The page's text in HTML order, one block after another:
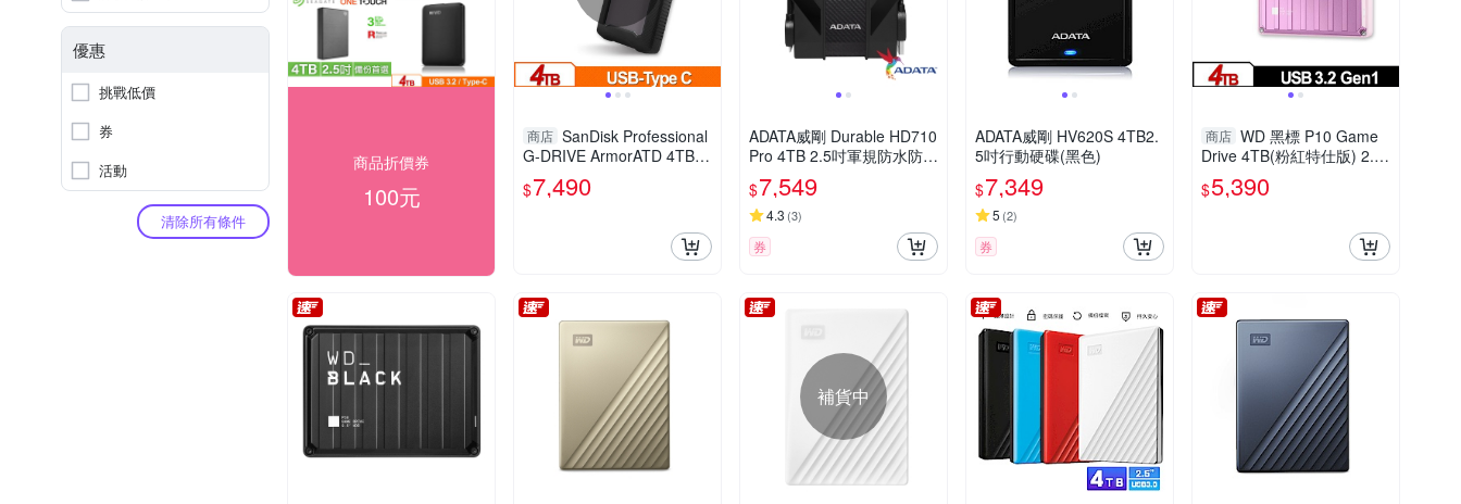
優惠
挑戰低價
券
活動
清除所有條件
商品折價券
100元
商店 SanDisk Professional
G-DRIVE ArmorATD 4TB 2.
5吋 Type-C行動硬碟 SDPH
81G-004T-GBA1D
$7,490
ADATA威剛 Durable HD710
Pro 4TB 2.5吋軍規防水防震
行動硬碟
$7,549
4.3 (3)
券
ADATA威剛 HV620S 4TB2.
5吋行動硬碟(黑色)
$7,349
5 (2)
券
商店 WD 黑標 P10 Game
Drive 4TB(粉紅特仕版) 2.5
吋行動硬碟 WDBZ7D0040B
PK-WESN
$5,390
補貨中